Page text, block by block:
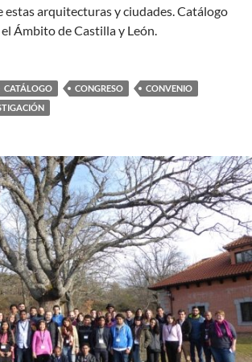
estas arquitecturas y ciudades. Catálogo
Ámbito de Castilla y León.
CATÁLOGO CONGRESO
CONVENIO